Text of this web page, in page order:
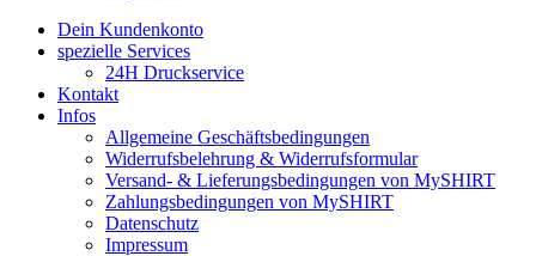
Dein Kundenkonto
spezielle Services
24H Druckservice
Kontakt
Infos
Allgemeine Geschäftsbedingungen
Widerrufsbelehrung & Widerrufsformular
Versand- & Lieferungsbedingungen von MySHIRT
Zahlungsbedingungen von MySHIRT
Datenschutz
Impressum